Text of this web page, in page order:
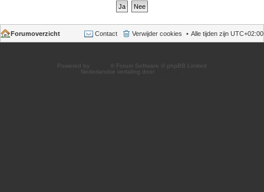
Forumoverzicht Alle tijden zijn UTC+02:00
Verwijder cookies
Contact
Powered by
® Forum Software © phpBB Limited
Nederlandse vertaling door